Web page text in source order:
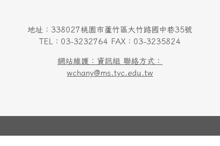
地址：338027桃園市蘆竹區大竹路國中巷35號
TEL：03-3232764 FAX：03-3235824
網站維護：資訊組 聯絡方式：
wchany@ms.tyc.edu.tw